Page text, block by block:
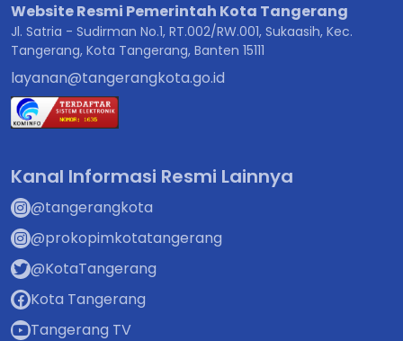
Website Resmi Pemerintah Kota Tangerang
Jl. Satria - Sudirman No.1, RT.002/RW.001, Sukaasih, Kec.
Tangerang, Kota Tangerang, Banten 15111
layanan@tangerangkota.go.id
Kanal Informasi Resmi Lainnya
@tangerangkota
@prokopimkotatangerang
@KotaTangerang
Kota Tangerang
Tangerang TV